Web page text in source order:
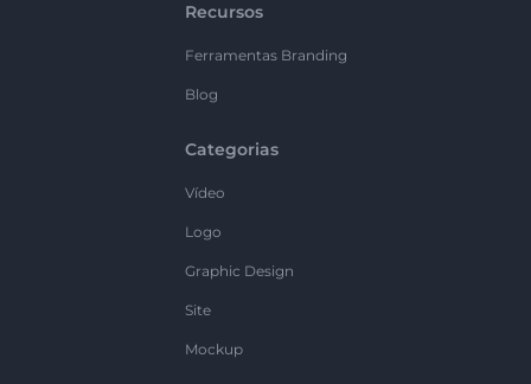
Recursos
Ferramentas Branding
Blog
Categorias
Vídeo
Logo
Graphic Design
Site
Mockup